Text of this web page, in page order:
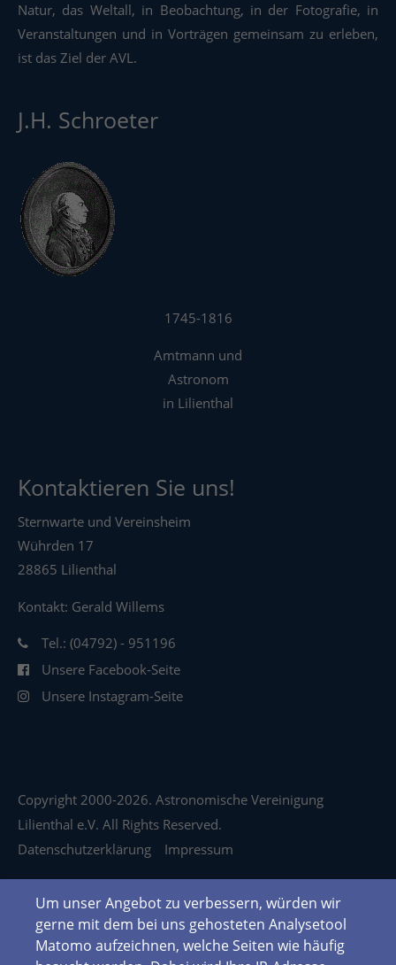
Natur, das Weltall, in Beobachtung, in der Fotografie, in
Veranstaltungen und in Vorträgen gemeinsam zu erleben,
ist das Ziel der AVL.
J.H. Schroeter
1745-1816
Amtmann und
Astronom
in Lilienthal
Kontaktieren Sie uns!
Sternwarte und Vereinsheim
Wührden 17
28865 Lilienthal
Kontakt: Gerald Willems
Tel.: (04792) - 951196
Unsere Facebook-Seite
Unsere Instagram-Seite
Copyright 2000-2026. Astronomische Vereinigung
Lilienthal e.V. All Rights Reserved.
Datenschutzerklärung
Impressum
Um unser Angebot zu verbessern, würden wir
gerne mit dem bei uns gehosteten Analysetool
Matomo aufzeichnen, welche Seiten wie häufig